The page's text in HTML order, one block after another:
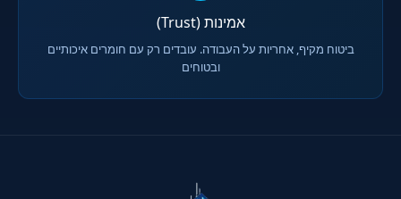
אמינות (Trust)
ביטוח מקיף, אחריות על העבודה. עובדים רק עם חומרים איכותיים
ובטוחים